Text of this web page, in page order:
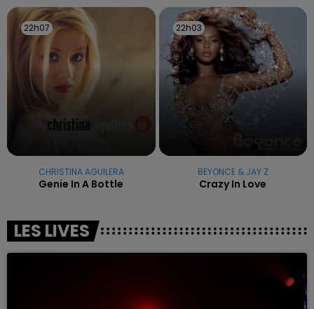
22h07
22h07
CHRISTINA AGUILERA
Genie In A Bottle
22h03
22h03
BEYONCE & JAY Z
Crazy In Love
LES LIVES